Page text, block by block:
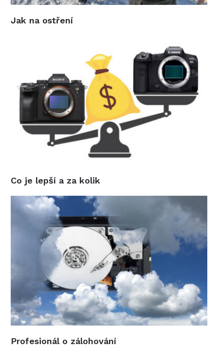
Jak na ostření
Co je lepší a za kolik
Profesionál o zálohování